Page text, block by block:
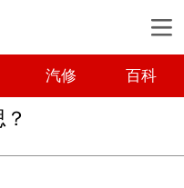
汽修 百科